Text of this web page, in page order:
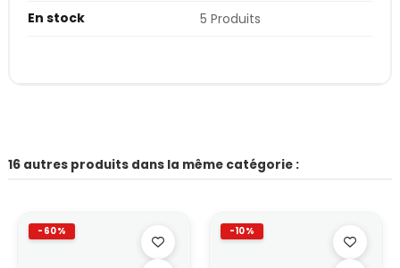
En stock
5 Produits
16 autres produits dans la même catégorie :
-60% -10%